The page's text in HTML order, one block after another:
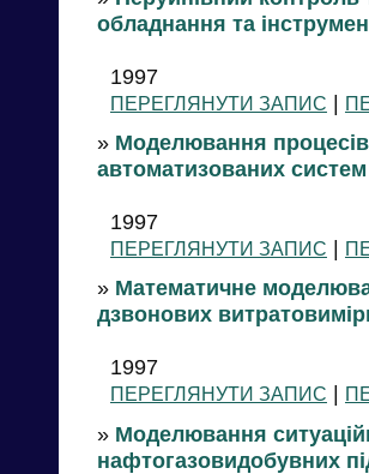
обладнання та
1997
ПЕРЕГЛЯНУТИ ЗАПИС |
» Моделювання
автоматизованих
1997
ПЕРЕГЛЯНУТИ ЗАПИС |
» Математичне
дзвонових
1997
ПЕРЕГЛЯНУТИ ЗАПИС |
» Моделювання
нафтогазовидобувних